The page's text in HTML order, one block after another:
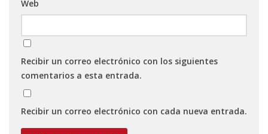
Web
Recibir un correo electrónico con los siguientes
comentarios a esta entrada.
Recibir un correo electrónico con cada nueva entrada.